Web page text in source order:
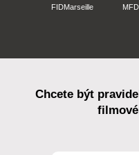
FIDMarseille
Chcete být